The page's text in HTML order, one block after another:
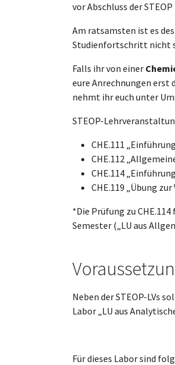
vor Abschluss der
Am ratsamsten ist es
Studienfortschritt nicht
Falls ihr von einer
eure Anrechnungen erst
nehmt ihr euch unter
STEOP-
CHE.111
CHE.112
CHE.114
CHE.119 „Übung
*Die Prüfung zu
Semester („LU aus
Neben der STEOP-LVs
Labor „LU aus
Für dieses Labor sind